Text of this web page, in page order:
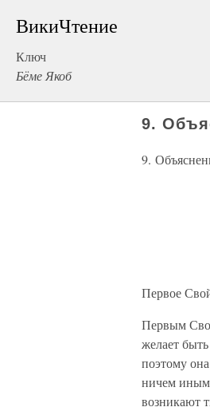
ВикиЧтение
Ключ
Бёме Якоб
9.
9.
Первое
Первым
желает
поэтому
ничем
возникают